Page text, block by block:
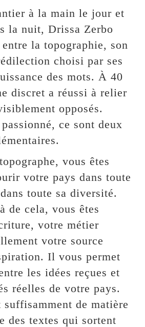
à la main le jour et
la nuit, Drissa Zerbo
la topographie, son
choisi par ses
des mots. À 40
discret a réussi à relier
opposés.
ce sont deux
vous êtes
votre pays dans toute
toute sa diversité.
de cela, vous êtes
votre métier
votre source
Il vous permet
les idées reçues et
réelles de votre pays.
de matière
des textes qui sortent